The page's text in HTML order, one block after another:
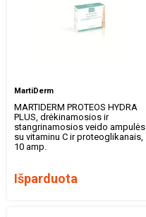
MartiDerm
MARTIDERM PROTEOS HYDRA
PLUS, drėkinamosios ir
stangrinamosios veido ampulės
su vitaminu C ir proteoglikanais,
10 amp.
Išparduota